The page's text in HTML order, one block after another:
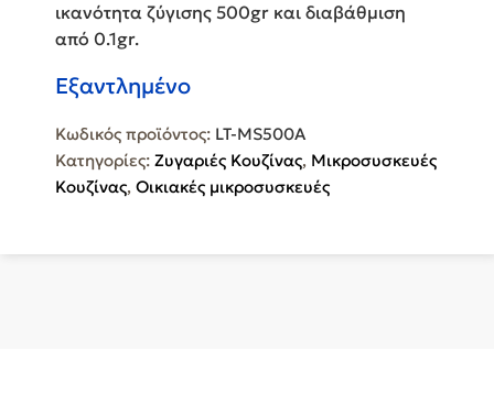
ικανότητα ζύγισης 500gr και διαβάθμιση
από 0.1gr.
Εξαντλημένο
Κωδικός προϊόντος: LT-MS500A
Κατηγορίες: Ζυγαριές Κουζίνας, Μικροσυσκευές
Κουζίνας, Οικιακές μικροσυσκευές